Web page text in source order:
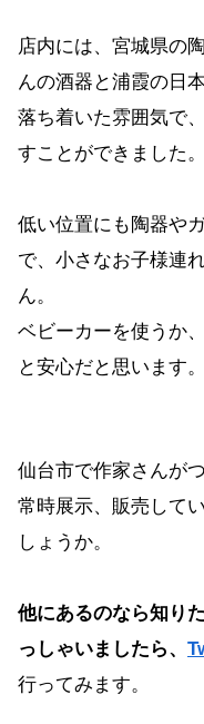
店内には、宮城県の
んの酒器と浦霞の日
落ち着いた雰囲気で
すことができました。
低い位置にも陶器や
で、小さなお子様連
ん。
ベビーカーを使うか
と安心だと思います。
仙台市で作家さんが
常時展示、販売して
しょうか。
他にあるのなら知り
っしゃいましたら、
行ってみます。